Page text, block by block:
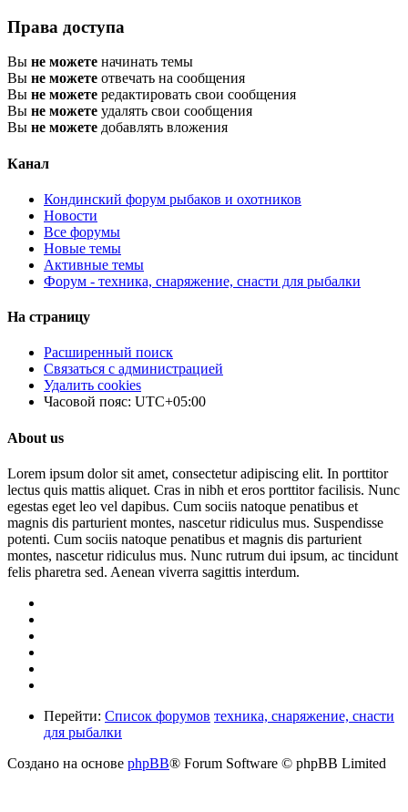
Права доступа
Вы не можете начинать темы
Вы не можете отвечать на сообщения
Вы не можете редактировать свои сообщения
Вы не можете удалять свои сообщения
Вы не можете добавлять вложения
Канал
Кондинский форум рыбаков и охотников
Новости
Все форумы
Новые темы
Активные темы
Форум - техника, снаряжение, снасти для рыбалки
На страницу
Расширенный поиск
Связаться с администрацией
Удалить cookies
Часовой пояс: UTC+05:00
About us
Lorem ipsum dolor sit amet, consectetur adipiscing elit. In porttitor
lectus quis mattis aliquet. Cras in nibh et eros porttitor facilisis. Nunc
egestas eget leo vel dapibus. Cum sociis natoque penatibus et
magnis dis parturient montes, nascetur ridiculus mus. Suspendisse
potenti. Cum sociis natoque penatibus et magnis dis parturient
montes, nascetur ridiculus mus. Nunc rutrum dui ipsum, ac tincidunt
felis pharetra sed. Aenean viverra sagittis interdum.
Перейти: Список форумов техника, снаряжение, снасти
для рыбалки
Создано на основе phpBB® Forum Software © phpBB Limited